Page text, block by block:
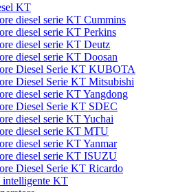
KT
diesel serie KT Cummins
diesel serie KT Perkins
diesel serie KT Deutz
diesel serie KT Doosan
Diesel Serie KT KUBOTA
Diesel Serie KT Mitsubishi
diesel serie KT Yangdong
Diesel Serie KT SDEC
diesel serie KT Yuchai
diesel serie KT MTU
diesel serie KT Yanmar
diesel serie KT ISUZU
Diesel Serie KT Ricardo
intelligente KT